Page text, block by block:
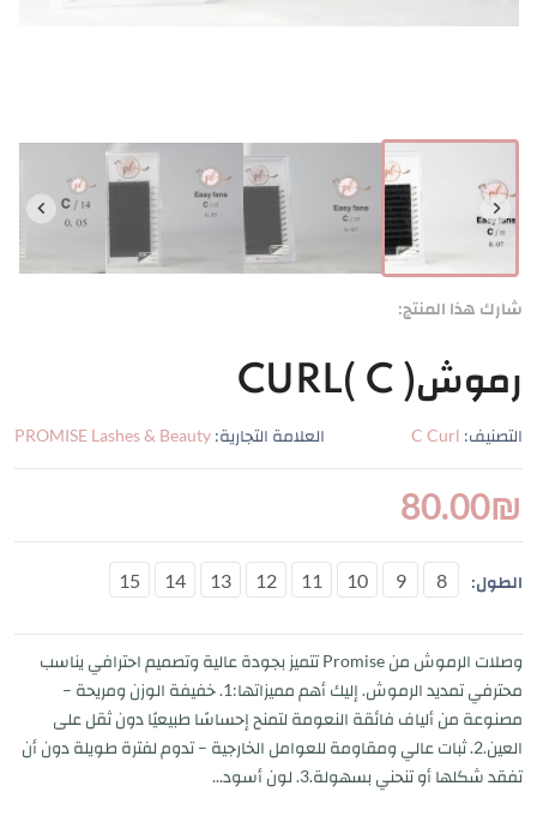
شارك هذا المنتج:
رموش( CURL( C
التصنيف: C Curl العلامة التجارية: PROMISE Lashes & Beauty
80.00₪
الطول: 8
9
10
11
12
13
14
15
وصلات الرموش من Promise تتميز بجودة عالية وتصميم احترافي يناسب
محترفي تمديد الرموش. إليك أهم مميزاتها:1. خفيفة الوزن ومريحة –
مصنوعة من ألياف فائقة النعومة لتمنح إحساسًا طبيعيًا دون ثقل على
العين.2. ثبات عالي ومقاومة للعوامل الخارجية – تدوم لفترة طويلة دون أن
تفقد شكلها أو تنحني بسهولة.3. لون أسود...